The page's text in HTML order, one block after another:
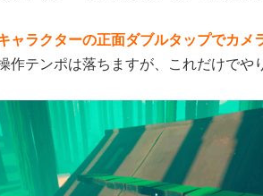
ャラクターの正面ダブルタップでカメ
作テンポは落ちますが、これだけでや